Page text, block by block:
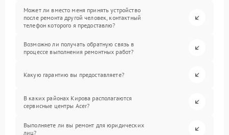
Может ли вместо меня принять устройство
после ремонта другой человек, контактный
телефон которого я предоставлю?
Возможно ли получать обратную связь в
процессе выполнения ремонтных работ?
Какую гарантию вы предоставляете?
В каких районах Кирова располагаются
сервисные центры Acer?
Выполняете ли вы ремонт для юридических
лиц?